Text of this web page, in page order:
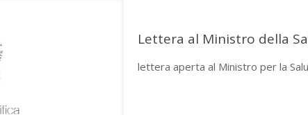
Lettera al Ministro della
lettera aperta al Ministro per la